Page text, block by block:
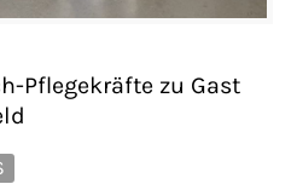
Pflegekräfte zu Gast